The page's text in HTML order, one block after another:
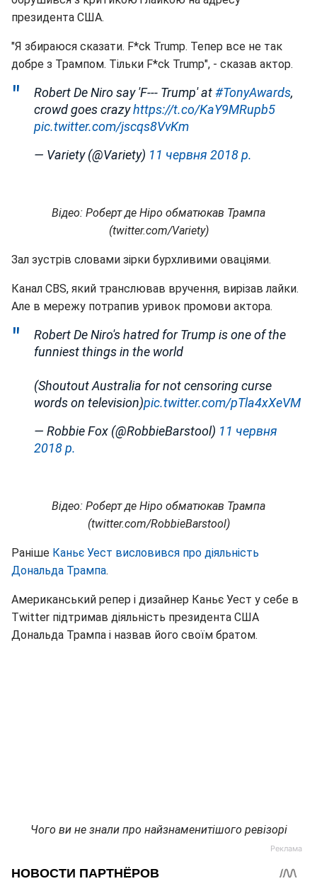
президента США.
"Я збираюся сказати. F*ck Trump. Тепер все не так
добре з Трампом. Тільки F*ck Trump", - сказав актор.
Robert De Niro say 'F--- Trump' at#TonyAwards,
crowd goes crazyhttps://t.co/KaY9MRupb5
pic.twitter.com/jscqs8VvKm
— Variety (@Variety) 11 червня 2018 р.
Відео: Роберт де Ніро обматюкав Трампа
(twitter.com/Variety)
Зал зустрів словами зірки бурхливими оваціями.
Канал CBS, який транслював вручення, вирізав лайки.
Але в мережу потрапив уривок промови актора.
Robert De Niro's hatred for Trump is one of the
funniest things in the world
(Shoutout Australia for not censoring curse
words on television)pic.twitter.com/pTla4xXeVM
— Robbie Fox (@RobbieBarstool) 11 червня
2018 р.
Відео: Роберт де Ніро обматюкав Трампа
(twitter.com/RobbieBarstool)
Раніше Каньє Уест висловився про діяльність
Дональда Трампа.
Американський репер і дизайнер Каньє Уест у себе в
Twitter підтримав діяльність президента США
Дональда Трампа і назвав його своїм братом.
Чого ви не знали про найзнаменитішого ревізорі